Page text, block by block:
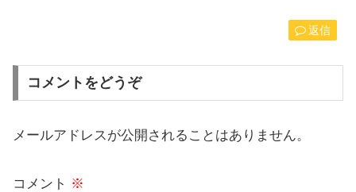
返信
コメントをどうぞ
メールアドレスが公開されることはありません。
コメント ※